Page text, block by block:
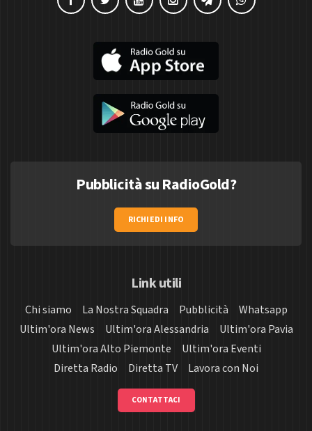
Pubblicità su RadioGold?
RICHIEDI INFO
Link utili
Chi siamo La Nostra Squadra Pubblicità
Whatsapp
Ultim'ora News
Ultim'ora Alessandria
Ultim'ora Pavia
Ultim'ora Alto Piemonte
Ultim'ora Eventi
Diretta Radio
Diretta TV Lavora con Noi
CONTATTACI